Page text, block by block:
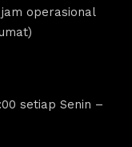
operasional
setiap Senin –